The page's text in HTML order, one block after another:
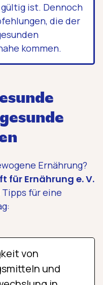
ist. Dennoch
die der
kommen.
Ernährung?
für Ernährung e. V.
für eine
von
und